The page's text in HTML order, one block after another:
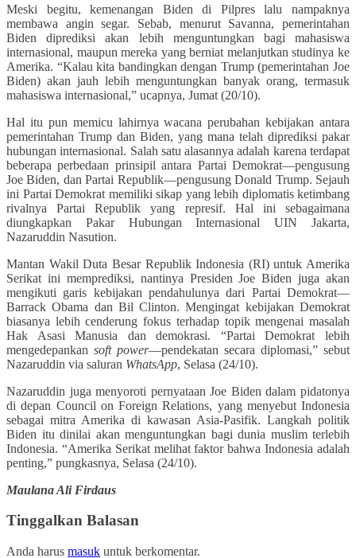
Meski begitu, kemenangan Biden di Pilpres lalu nampaknya
membawa angin segar. Sebab, menurut Savanna, pemerintahan
Biden diprediksi akan lebih menguntungkan bagi mahasiswa
internasional, maupun mereka yang berniat melanjutkan studinya ke
Amerika. “Kalau kita bandingkan dengan Trump (pemerintahan Joe
Biden) akan jauh lebih menguntungkan banyak orang, termasuk
mahasiswa internasional,” ucapnya, Jumat (20/10).
Hal itu pun memicu lahirnya wacana perubahan kebijakan antara
pemerintahan Trump dan Biden, yang mana telah diprediksi pakar
hubungan internasional. Salah satu alasannya adalah karena terdapat
beberapa perbedaan prinsipil antara Partai Demokrat—pengusung
Joe Biden, dan Partai Republik—pengusung Donald Trump. Sejauh
ini Partai Demokrat memiliki sikap yang lebih diplomatis ketimbang
rivalnya Partai Republik yang represif. Hal ini sebagaimana
diungkapkan Pakar Hubungan Internasional UIN Jakarta,
Nazaruddin Nasution.
Mantan Wakil Duta Besar Republik Indonesia (RI) untuk Amerika
Serikat ini memprediksi, nantinya Presiden Joe Biden juga akan
mengikuti garis kebijakan pendahulunya dari Partai Demokrat—
Barrack Obama dan Bil Clinton. Mengingat kebijakan Demokrat
biasanya lebih cenderung fokus terhadap topik mengenai masalah
Hak Asasi Manusia dan demokrasi. “Partai Demokrat lebih
mengedepankan soft power—pendekatan secara diplomasi,” sebut
Nazaruddin via saluran WhatsApp, Selasa (24/10).
Nazaruddin juga menyoroti pernyataan Joe Biden dalam pidatonya
di depan Council on Foreign Relations, yang menyebut Indonesia
sebagai mitra Amerika di kawasan Asia-Pasifik. Langkah politik
Biden itu dinilai akan menguntungkan bagi dunia muslim terlebih
Indonesia. “Amerika Serikat melihat faktor bahwa Indonesia adalah
penting,” pungkasnya, Selasa (24/10).
Maulana Ali Firdaus
Tinggalkan Balasan
Anda harus masuk untuk berkomentar.